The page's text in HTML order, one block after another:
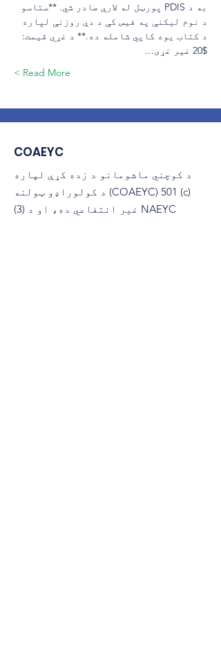
به د PDIS پورټل له لارې صادر شي. **ستاسو
د نوم لیکنې په فیس کې د دې روزنې لپاره
د کتاب یوه کاپي شامله ده.** د غړي قیمت:
$20 غیر غړی…
Read More >
COAEYC
د کوچني ماشومانو د زده کړې لپاره
د کولوراډو ټولنه (COAEYC) 501 (c)
(3) غیر انتفاعي ده، او د NAEYC